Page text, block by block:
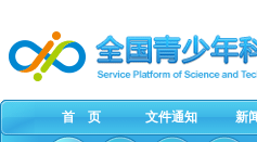
首 页 文件通知 新